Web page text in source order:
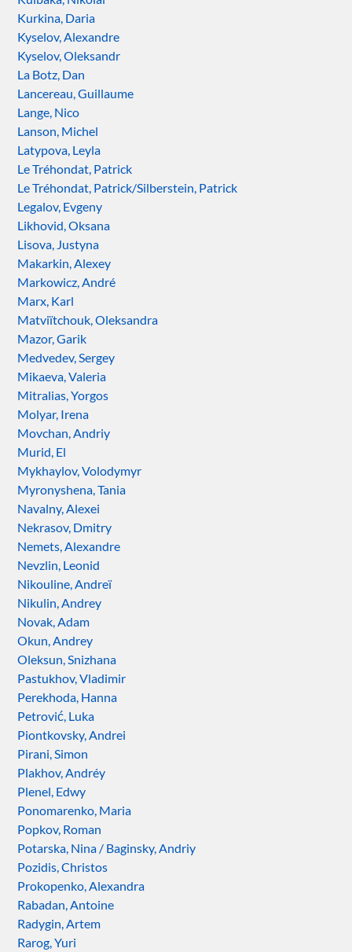
Kurkina, Daria
Kyselov, Alexandre
Kyselov, Oleksandr
La Botz, Dan
Lancereau, Guillaume
Lange, Nico
Lanson, Michel
Latypova, Leyla
Le Tréhondat, Patrick
Le Tréhondat, Patrick/Silberstein, Patrick
Legalov, Evgeny
Likhovid, Oksana
Lisova, Justyna
Makarkin, Alexey
Markowicz, André
Marx, Karl
Matviïtchouk, Oleksandra
Mazor, Garik
Medvedev, Sergey
Mikaeva, Valeria
Mitralias, Yorgos
Molyar, Irena
Movchan, Andriy
Murid, El
Mykhaylov, Volodymyr
Myronyshena, Tania
Navalny, Alexei
Nekrasov, Dmitry
Nemets, Alexandre
Nevzlin, Leonid
Nikouline, Andreï
Nikulin, Andrey
Novak, Adam
Okun, Andrey
Oleksun, Snizhana
Pastukhov, Vladimir
Perekhoda, Hanna
Petrović, Luka
Piontkovsky, Andrei
Pirani, Simon
Plakhov, Andréy
Plenel, Edwy
Ponomarenko, Maria
Popkov, Roman
Potarska, Nina / Baginsky, Andriy
Pozidis, Christos
Prokopenko, Alexandra
Rabadan, Antoine
Radygin, Artem
Rarog, Yuri